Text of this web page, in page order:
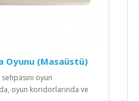
Oyunu (Masaüstü)
oyun
oyun koridorlarında ve